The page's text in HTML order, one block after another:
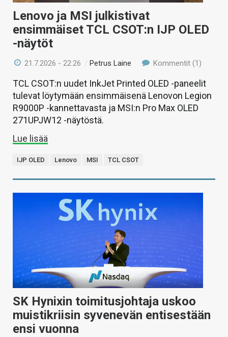
Lenovo ja MSI julkistivat
ensimmäiset TCL CSOT:n IJP OLED
-näytöt
21.7.2026 - 22:26 /Petrus Laine Kommentit (1)
TCL CSOT:n uudet InkJet Printed OLED -paneelit
tulevat löytymään ensimmäisenä Lenovon Legion
R9000P -kannettavasta ja MSI:n Pro Max OLED
271UPJW12 -näytöstä.
Lue lisää
IJP OLED Lenovo MSI TCL CSOT
SK Hynixin toimitusjohtaja uskoo
muistikriisin syvenevän entisestään
ensi vuonna